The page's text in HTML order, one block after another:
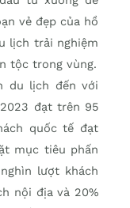
vẻ đẹp của hồ
lịch trải nghiệm
tộc trong vùng.
du lịch đến với
đạt trên 95
quốc tế đạt
mục tiêu phấn
lượt khách
nội địa và 20%